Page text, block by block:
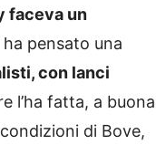
faceva un
pensato una
con lanci
l’ha fatta, a buona
di Bove,